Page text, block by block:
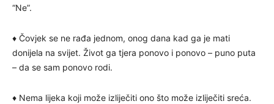
“Ne”.
♦ Čovjek se ne rađa jednom, onog dana kad ga je mati
donijela na svijet. Život ga tjera ponovo i ponovo – puno puta
– da se sam ponovo rodi.
♦ Nema lijeka koji može izliječiti ono što može izliječiti sreća.